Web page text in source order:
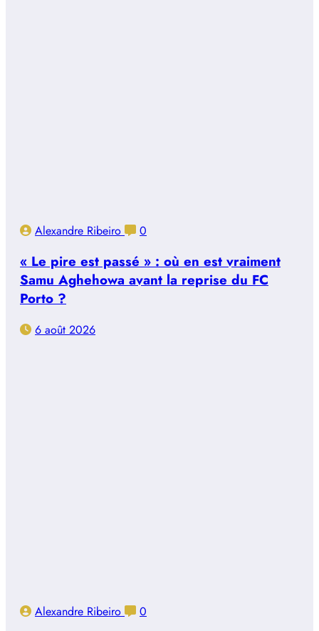
Alexandre Ribeiro 0
« Le pire est passé » : où en est vraiment
Samu Aghehowa avant la reprise du FC
Porto ?
6 août 2026
Alexandre Ribeiro 0